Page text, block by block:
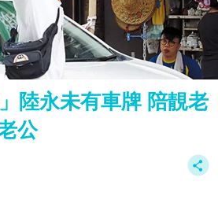
陸永未有車牌 陪靚老
公